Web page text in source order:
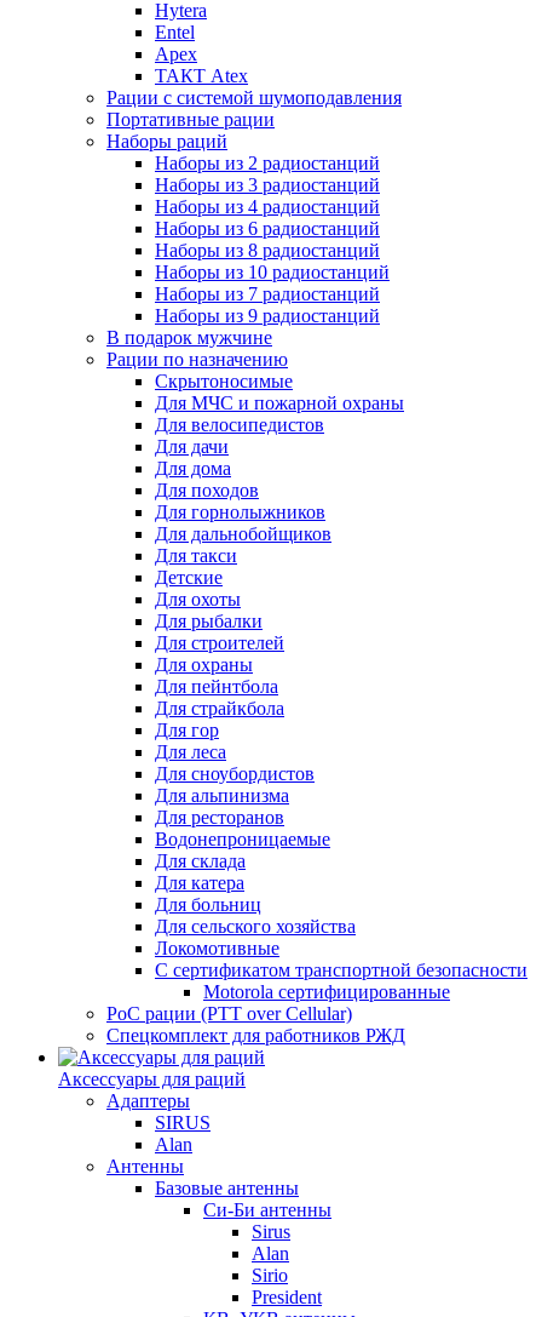
Hytera
Entel
Apex
ТАКТ Atex
Рации с системой шумоподавления
Портативные рации
Наборы раций
Наборы из 2 радиостанций
Наборы из 3 радиостанций
Наборы из 4 радиостанций
Наборы из 6 радиостанций
Наборы из 8 радиостанций
Наборы из 10 радиостанций
Наборы из 7 радиостанций
Наборы из 9 радиостанций
В подарок мужчине
Рации по назначению
Скрытоносимые
Для МЧС и пожарной охраны
Для велосипедистов
Для дачи
Для дома
Для походов
Для горнолыжников
Для дальнобойщиков
Для такси
Детские
Для охоты
Для рыбалки
Для строителей
Для охраны
Для пейнтбола
Для страйкбола
Для гор
Для леса
Для сноубордистов
Для альпинизма
Для ресторанов
Водонепроницаемые
Для склада
Для катера
Для больниц
Для сельского хозяйства
Локомотивные
С сертификатом транспортной безопасности
Motorola сертифицированные
PoC рации (PTT over Cellular)
Спецкомплект для работников РЖД
Аксессуары для раций
Адаптеры
SIRUS
Alan
Антенны
Базовые антенны
Си-Би антенны
Sirus
Alan
Sirio
President